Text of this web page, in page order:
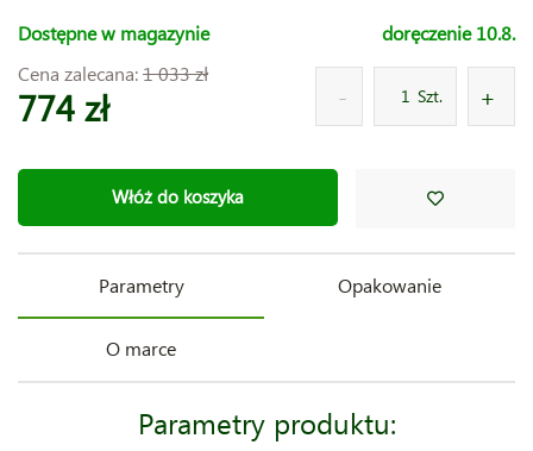
Dostępne w magazynie
doręczenie 10.8.
Cena zalecana:1 033 zł
774 zł Szt.
Włóż do koszyka
Parametry Opakowanie
O marce
Parametry produktu: